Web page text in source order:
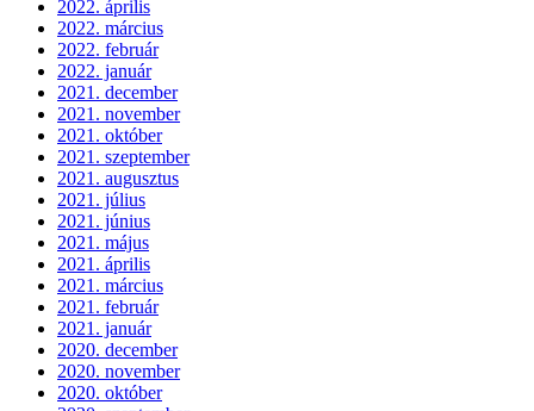
2022. április
2022. március
2022. február
2022. január
2021. december
2021. november
2021. október
2021. szeptember
2021. augusztus
2021. július
2021. június
2021. május
2021. április
2021. március
2021. február
2021. január
2020. december
2020. november
2020. október